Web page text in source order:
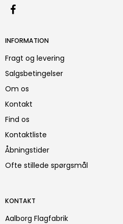
INFORMATION
Fragt og levering
Salgsbetingelser
Om os
Kontakt
Find os
Kontaktliste
Åbningstider
Ofte stillede spørgsmål
KONTAKT
Aalborg Flagfabrik